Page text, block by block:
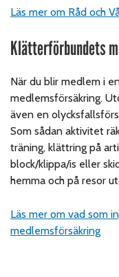
Läs mer om Råd och
Klätterförbundets
När du blir medlem i
medlemsförsäkring.
även en
Som sådan aktivitet
träning, klättring på
block/klippa/is eller
hemma och på resor
Läs mer om vad som
medlemsförsäkring